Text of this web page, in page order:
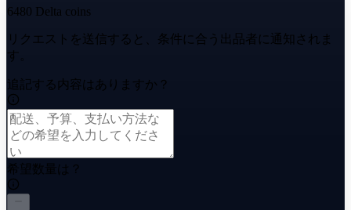
6480 Delta coins
リクエストを送信すると、条件に合う出品者に通知されま
す。
追記する内容はありますか？
希望数量は？